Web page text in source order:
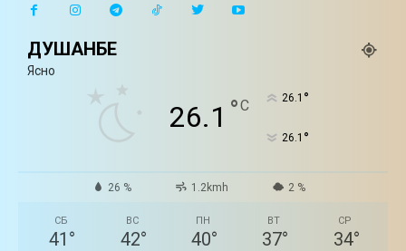
ДУШАНБЕ
Ясно
26.1 °C 26.1 °
26.1 °
26 % 1.2kmh 2 %
СБ
41 °
ВС
42°
ПН
40°
ВТ
37°
СР
34°